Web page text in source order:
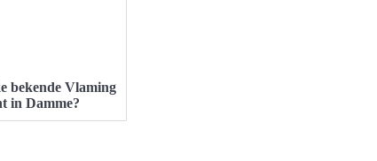
bekende Vlaming
in Damme?